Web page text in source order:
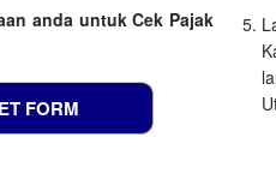
anda untuk Cek Pajak